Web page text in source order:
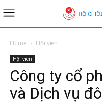
Home Hội viên
Hội viên
Công ty cổ
và Dịch vụ